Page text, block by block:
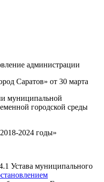
администрации
Саратов» от 30 марта
муниципальной
городской среды
2024 годы»
Устава муниципального